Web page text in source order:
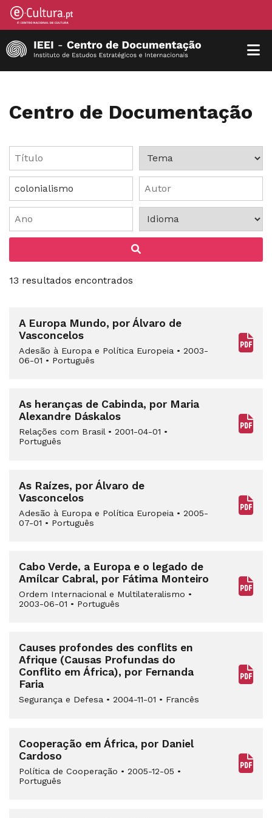
Centro de Documentação
13 resultados encontrados
A Europa Mundo, por Álvaro de
Vasconcelos
Adesão à Europa e Política Europeia • 2003-
06-01 • Português
As heranças de Cabinda, por Maria
Alexandre Dáskalos
Relações com Brasil • 2001-04-01 •
Português
As Raízes, por Álvaro de
Vasconcelos
Adesão à Europa e Política Europeia • 2005-
07-01 • Português
Cabo Verde, a Europa e o legado de
Amílcar Cabral, por Fátima Monteiro
Ordem Internacional e Multilateralismo •
2003-06-01 • Português
Causes profondes des conflits en
Afrique (Causas Profundas do
Conflito em África), por Fernanda
Faria
Segurança e Defesa • 2004-11-01 • Francês
Cooperação em África, por Daniel
Cardoso
Política de Cooperação • 2005-12-05 •
Português